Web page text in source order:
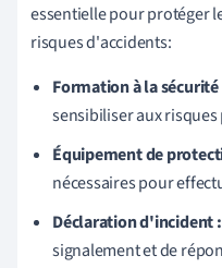
essentielle pour protéger
risques d'accidents:
Formation à la sécurité
sensibiliser aux
Équipement de
nécessaires pour
Déclaration d'incident :
signalement et de